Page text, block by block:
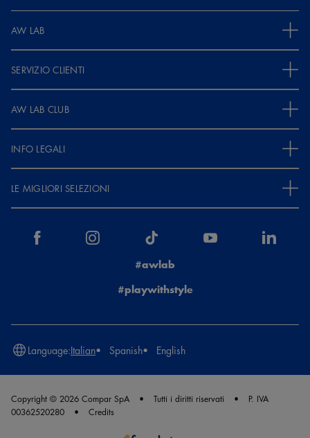
AW LAB
SERVIZIO CLIENTI
AW LAB CLUB
INFO LEGALI
LE MIGLIORI SELEZIONI
#awlab
#playwithstyle
Language:Italian Spanish English
Copyright © 2026 Compar SpA Tutti i diritti riservati
P. IVA
00362520280
Credits